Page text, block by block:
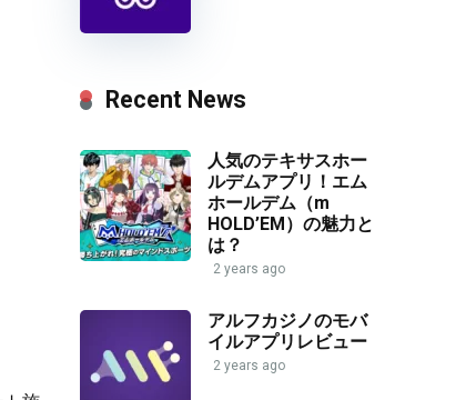
Recent News
人気のテキサスホー
ルデムアプリ！エム
ホールデム（m
HOLD’EM）の魅力と
は？
2 years ago
アルフカジノのモバ
イルアプリレビュー
2 years ago